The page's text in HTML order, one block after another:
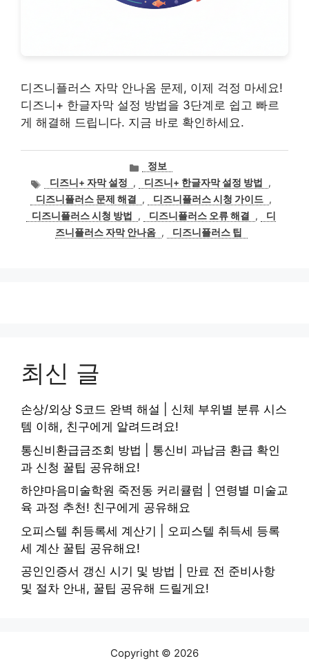
디즈니플러스 자막 안나옴 문제, 이제 걱정 마세요!
디즈니+ 한글자막 설정 방법을 3단계로 쉽고 빠르
게 해결해 드립니다. 지금 바로 확인하세요.
카
테
고
리
정보
태
그
디즈니+ 자막 설정 , 디즈니+ 한글자막 설정 방법
,
디즈니플러스 문제 해결
, 디즈니플러스 시청 가이드 ,
디즈니플러스 시청 방법
, 디즈니플러스 오류 해결 ,
디
즈니플러스 자막 안나옴 , 디즈니플러스 팁
최신 글
손상/외상 S코드 완벽 해설 | 신체 부위별 분류 시스
템 이해, 친구에게 알려드려요!
통신비환급금조회 방법 | 통신비 과납금 환급 확인
과 신청 꿀팁 공유해요!
하얀마음미술학원 죽전동 커리큘럼 | 연령별 미술교
육 과정 추천! 친구에게 공유해요
오피스텔 취등록세 계산기 | 오피스텔 취득세 등록
세 계산 꿀팁 공유해요!
공인인증서 갱신 시기 및 방법 | 만료 전 준비사항
및 절차 안내, 꿀팁 공유해 드릴게요!
Copyright © 2026